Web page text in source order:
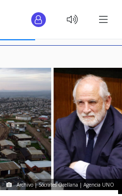
Archivo | Sócrates Orellana | Agencia UNO